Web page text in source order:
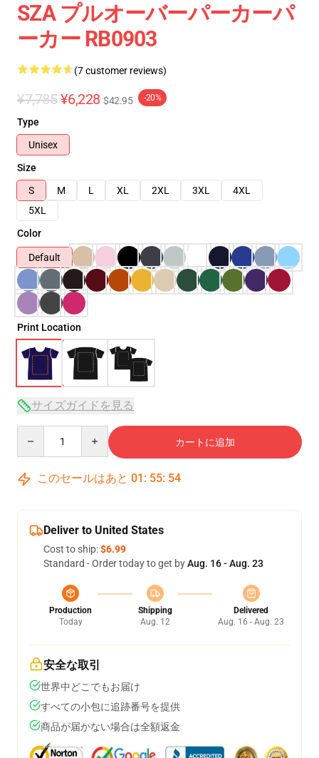
SZA プルオーバーパーカーパ
ーカー RB0903
(7 customer reviews)
¥7,785 ¥6,228 $42.95 -20%
Type
Unisex
Size
S
M L XL 2XL 3XL
4XL
5XL
Color
Default
Print Location
サイズガイドを見る
カートに追加
このセールはあと 01 : 55: 53
Deliver to United States
Cost to ship:$6.99
Standard - Order today to get byAug. 16 - Aug. 23
Production
Today
Shipping
Aug. 12
Delivered
Aug. 16 - Aug. 23
安全な取引
世界中どこでもお届け
すべての小包に追跡番号を提供
商品が届かない場合は全額返金